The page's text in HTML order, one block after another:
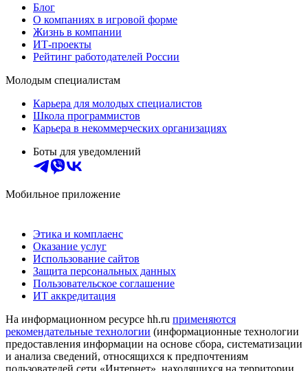
Блог
О компаниях в игровой форме
Жизнь в компании
ИТ-проекты
Рейтинг работодателей России
Молодым специалистам
Карьера для молодых специалистов
Школа программистов
Карьера в некоммерческих организациях
Боты для уведомлений
Мобильное приложение
Этика и комплаенс
Оказание услуг
Использование сайтов
Защита персональных данных
Пользовательское соглашение
ИТ аккредитация
На информационном ресурсе hh.ru применяются
рекомендательные технологии (информационные технологии
предоставления информации на основе сбора, систематизации
и анализа сведений, относящихся к предпочтениям